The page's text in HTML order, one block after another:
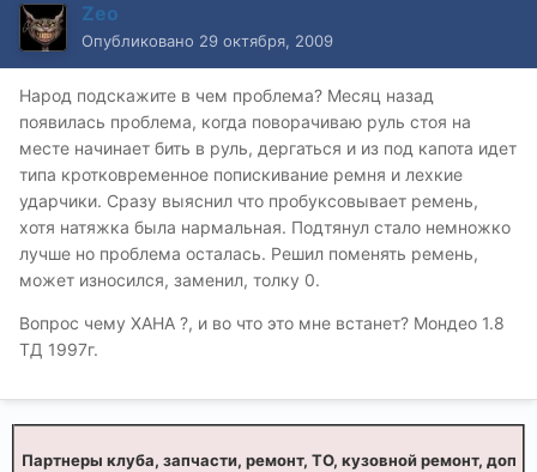
Zeo
Опубликовано 29 октября, 2009
Народ подскажите в чем проблема? Месяц назад
появилась проблема, когда поворачиваю руль стоя на
месте начинает бить в руль, дергаться и из под капота идет
типа кротковременное попискивание ремня и лехкие
ударчики. Сразу выяснил что пробуксовывает ремень,
хотя натяжка была нармальная. Подтянул стало немножко
лучше но проблема осталась. Решил поменять ремень,
может износился, заменил, толку 0.
Вопрос чему ХАНА ?, и во что это мне встанет? Мондео 1.8
ТД 1997г.
Партнеры клуба, запчасти, ремонт, ТО, кузовной ремонт, доп